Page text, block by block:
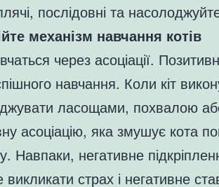
послідовні та
механізм навчання котів
через асоціації.
навчання. Коли кіт
ласощами, похвалою
асоціацію, яка змушує кота
Навпаки, негативне
страх і негативне